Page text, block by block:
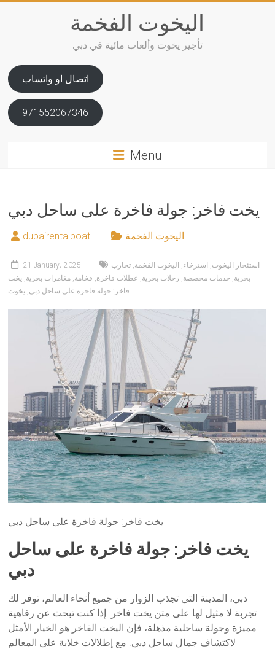
اليخوت الفخمة
تأجير يخوت وألعاب مائية في دبي
اتصال او واتساب
971552067346
Menu
يخت فاخر: جولة فاخرة على ساحل دبي
dubairentalboat اليخوت الفخمة
21 January، 2025 استئجار اليخوت, استرخاء, اليخوت الفخمة, تجارب
بحرية, خدمات مخصصة, رحلات بحرية, عطلات فاخرة, فخامة, مغامرات بحرية, يخت
فاخر: جولة فاخرة على ساحل دبي, يخوت
يخت فاخر: جولة فاخرة على ساحل دبي
يخت فاخر: جولة فاخرة على ساحل
دبي
دبي، المدينة التي تجذب الزوار من جميع أنحاء العالم، توفر لك
تجربة لا مثيل لها على متن يخت فاخر. إذا كنت تبحث عن رفاهية
مميزة وجولة ساحلية مذهلة، فإن اليخت الفاخر هو الخيار الأمثل
لاكتشاف جمال ساحل دبي. مع إطلالات خلابة على المعالم